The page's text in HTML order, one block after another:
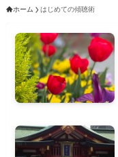
ホーム はじめての傾聴術